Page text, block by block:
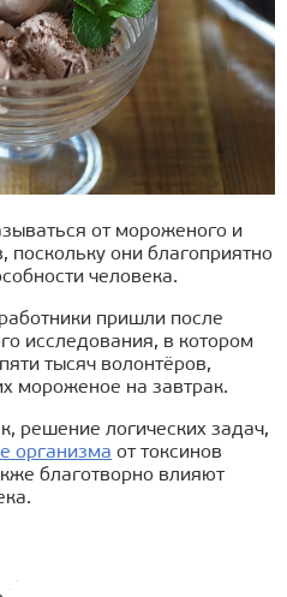
от мороженого и
поскольку они благоприятно
человека.
пришли после
исследования, в котором
тысяч волонтёров,
мороженое на завтрак.
решение логических задач,
организма от токсинов
благотворно влияют